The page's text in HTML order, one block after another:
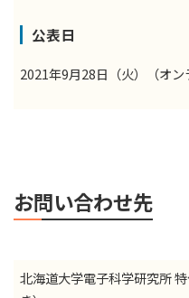
公表日
2021年9月28日（火）（オン
お問い合わせ先
北海道大学電子科学研究所